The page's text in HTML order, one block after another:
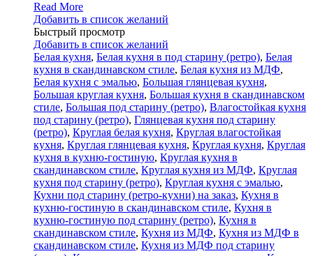
Read More
Добавить в список желаний
Быстрый просмотр
Добавить в список желаний
Белая кухня, Белая кухня в под старину (ретро), Белая
кухня в скандинавском стиле, Белая кухня из МДФ,
Белая кухня с эмалью, Большая глянцевая кухня,
Большая круглая кухня, Большая кухня в скандинавском
стиле, Большая под старину (ретро), Влагостойкая кухня
под старину (ретро), Глянцевая кухня под старину
(ретро), Круглая белая кухня, Круглая влагостойкая
кухня, Круглая глянцевая кухня, Круглая кухня, Круглая
кухня в кухню-гостиную, Круглая кухня в
скандинавском стиле, Круглая кухня из МДФ, Круглая
кухня под старину (ретро), Круглая кухня с эмалью,
Кухни под старину (ретро-кухни) на заказ, Кухня в
кухню-гостиную в скандинавском стиле, Кухня в
кухню-гостиную под старину (ретро), Кухня в
скандинавском стиле, Кухня из МДФ, Кухня из МДФ в
скандинавском стиле, Кухня из МДФ под старину